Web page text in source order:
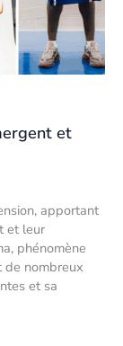
et
apportant
et leur
phénomène
de nombreux
et sa